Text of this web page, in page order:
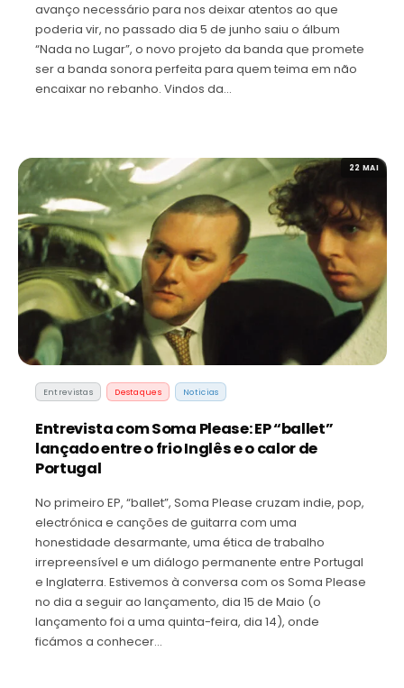
avanço necessário para nos deixar atentos ao que
poderia vir, no passado dia 5 de junho saiu o álbum
“Nada no Lugar”, o novo projeto da banda que promete
ser a banda sonora perfeita para quem teima em não
encaixar no rebanho. Vindos da…
22 MAI
Entrevistas Destaques Noticias
Entrevista com Soma Please: EP “ballet”
lançado entre o frio Inglês e o calor de
Portugal
No primeiro EP, “ballet”, Soma Please cruzam indie, pop,
electrónica e canções de guitarra com uma
honestidade desarmante, uma ética de trabalho
irrepreensível e um diálogo permanente entre Portugal
e Inglaterra. Estivemos à conversa com os Soma Please
no dia a seguir ao lançamento, dia 15 de Maio (o
lançamento foi a uma quinta-feira, dia 14), onde
ficámos a conhecer…